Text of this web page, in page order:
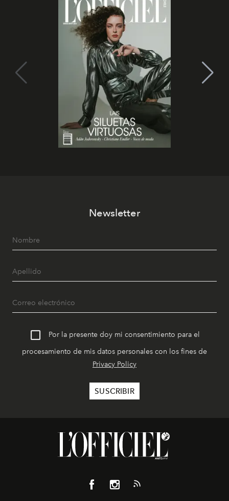
Newsletter
Por la presente doy mi consentimiento para el
procesamiento de mis datos personales con los fines de
Privacy Policy